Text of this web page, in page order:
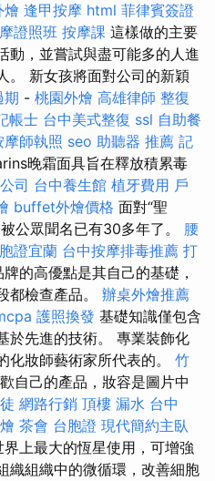
燴 逢甲按摩 html 菲律賓簽證
證照班 按摩課 這樣做的主要
動，並嘗試與盡可能多的人進
。 新女孩將面對公司的新穎
期 - 桃園外燴 高雄律師 整復
帳士 台中美式整復 ssl 自助餐
摩師執照 seo 助聽器 推薦 記
晚霜面具旨在釋放積累毒
司 台中養生館 植牙費用 戶
buffet外燴價格 面對“聖
公眾聞名已有30多年了。 腰
證宜蘭 台中按摩排毒推薦 打
牌的高優點是其自己的基礎，
都檢查產品。 辦桌外燴推薦
護照換發 基礎知識僅包含
於先進的技術。 專業裝飾化
化妝師藝術家所代表的。 竹
自己的產品，妝容是圖片中
網路行銷 頂樓 漏水 台中
茶會 台胞證 現代簡約主臥
上最大的恆星使用，可增強
織組織中的微循環，改善細胞